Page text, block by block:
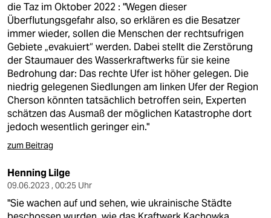
die Taz im Oktober 2022 : "Wegen dieser
Überflutungsgefahr also, so erklären es die Besatzer
immer wieder, sollen die Menschen der rechtsufrigen
Gebiete „evakuiert“ werden. Dabei stellt die Zerstörung
der Staumauer des Wasserkraftwerks für sie keine
Bedrohung dar: Das rechte Ufer ist höher gelegen. Die
niedrig gelegenen Siedlungen am linken Ufer der Region
Cherson könnten tatsächlich betroffen sein, Experten
schätzen das Ausmaß der möglichen Katastrophe dort
jedoch wesentlich geringer ein."
zum Beitrag
Henning Lilge
09.06.2023 , 00:25 Uhr
"Sie wachen auf und sehen, wie ukrainische Städte